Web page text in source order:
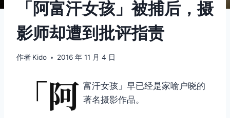
「阿富汗女孩」被捕后，摄
影师却遭到批评指责
作者 Kido 2016 年 11 月 4 日
「阿 富汗女孩」早已经是家喻户晓的
著名摄影作品。